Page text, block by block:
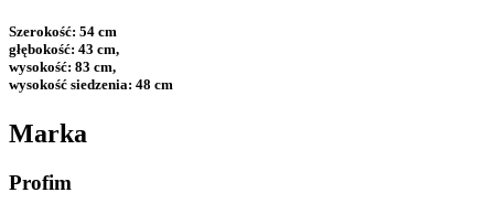
Szerokość: 54 cm
głębokość: 43 cm,
wysokość: 83 cm,
wysokość siedzenia: 48 cm
Marka
Profim